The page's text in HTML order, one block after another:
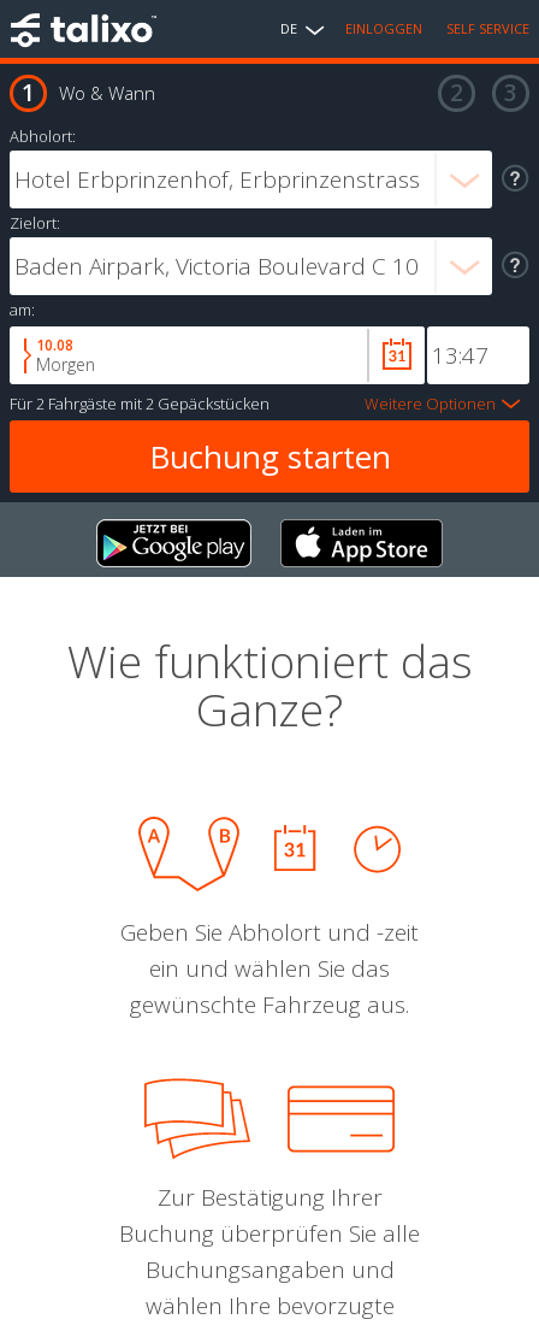
DE EINLOGGEN SELF SERVICE
Wo & Wann
Abholort:
Zielort:
am:
10.08
Morgen
Für2 Fahrgäste mit2 Gepäckstücken Weitere Optionen
Wie funktioniert das
Ganze?
Geben Sie Abholort und -zeit
ein und wählen Sie das
gewünschte Fahrzeug aus.
Zur Bestätigung Ihrer
Buchung überprüfen Sie alle
Buchungsangaben und
wählen Ihre bevorzugte